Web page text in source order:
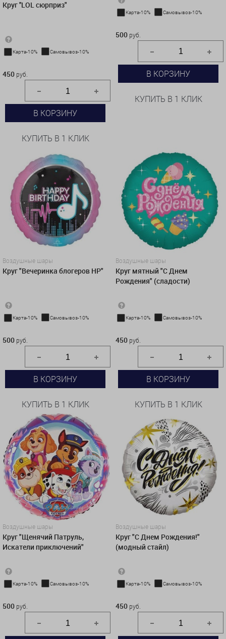
Круг ''LOL сюрприз"
Карта-10% Самовывоз-10%
450 руб.
В КОРЗИНУ
КУПИТЬ В 1 КЛИК
Карта-10% Самовывоз-10%
500 руб.
В КОРЗИНУ
КУПИТЬ В 1 КЛИК
Воздушные шары
Круг "Вечеринка блогеров HP"
Карта-10% Самовывоз-10%
500 руб.
В КОРЗИНУ
КУПИТЬ В 1 КЛИК
Воздушные шары
Круг мятный "С Днем
Рождения" (сладости)
Карта-10% Самовывоз-10%
450 руб.
В КОРЗИНУ
КУПИТЬ В 1 КЛИК
Воздушные шары
Круг "Щенячий Патруль,
Искатели приключений"
Карта-10% Самовывоз-10%
500 руб.
Воздушные шары
Круг "С Днем Рождения!"
(модный стайл)
Карта-10% Самовывоз-10%
450 руб.